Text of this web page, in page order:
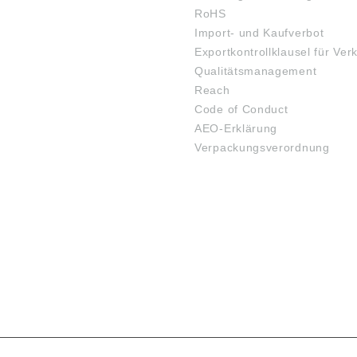
RoHS
Import- und Kaufverbot
Exportkontrollklausel für
Qualitätsmanagement
Reach
Code of Conduct
AEO-Erklärung
Verpackungsverordnung